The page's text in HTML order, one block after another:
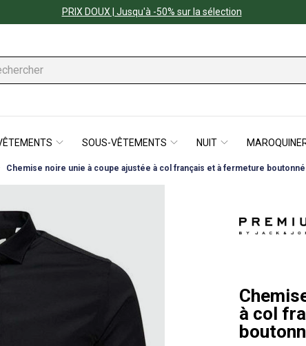
PRIX DOUX | Jusqu'à -50% sur la sélection
SOUS-VÊTEMENTS NUIT
Chemise noire unie à coupe ajustée à col français et à fermeture
à col